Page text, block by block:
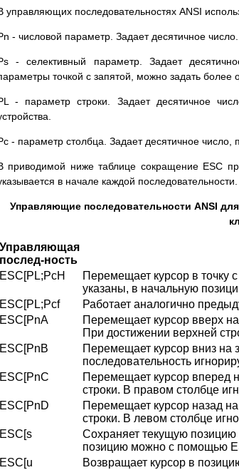
управляющих последовательностях ANSI
- числовой параметр. Задает десятичное число.
- селективный параметр. Задает
точкой с запятой, можно задать более
- параметр строки. Задает десятичное
- параметр столбца. Задает десятичное число,
приводимой ниже таблице сокращение ESC
в начале каждой последовательности.
Управляющие последовательности ANSI
Управляющая
послед-ность
ESC[PL;PcH
Перемещает курсор в точку
указаны, в начальную
ESC[PL;Pcf
Работает аналогично
ESC[PnA
Перемещает курсор вверх
При достижении верхней
ESC[PnB
Перемещает курсор вниз на
последовательность
ESC[PnC
Перемещает курсор вперед
строки. В правом столбце
ESC[PnD
Перемещает курсор назад
строки. В левом столбце
ESC[s
Сохраняет текущую позицию
позицию можно с помощью
ESC[u
Возвращает курсор в